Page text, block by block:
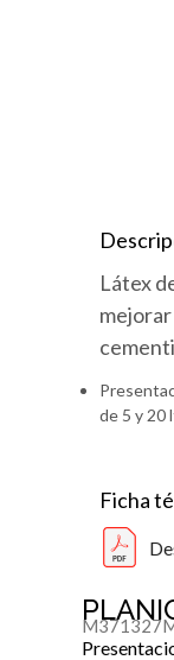
Látex
de 5 y 20
Ficha